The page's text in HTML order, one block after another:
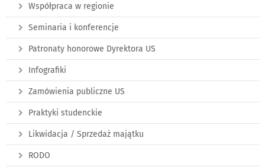
Współpraca w regionie
Seminaria i konferencje
Patronaty honorowe Dyrektora US
Infografiki
Zamówienia publiczne US
Praktyki studenckie
Likwidacja / Sprzedaż majątku
RODO